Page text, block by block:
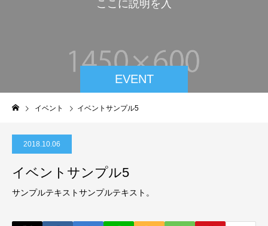
EVENT
こに説明を入力し
イベント イベントサンプル5
2018.10.06
イベントサンプル5
サンプルテキストサンプルテキスト。